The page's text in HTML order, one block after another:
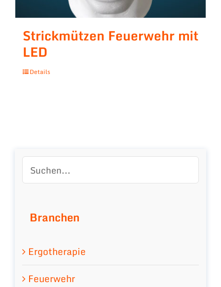
Strickmützen Feuerwehr mit
LED
Details
Branchen
Ergotherapie
Feuerwehr